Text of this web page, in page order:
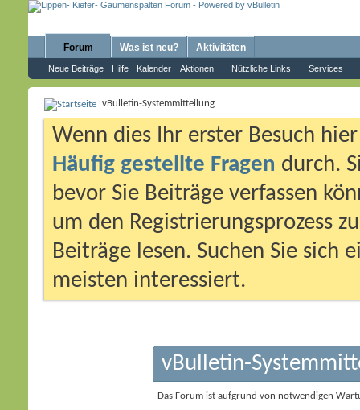
Forum
Neue Beiträge Hilfe Kalender Aktionen Nützliche Links Services
Was ist neu? Aktivitäten
vBulletin-Systemmitteilung
Wenn dies Ihr erster Besuch
Häufig gestellte Fragen durch.
bevor Sie Beiträge verfassen
um den Registrierungsprozess
Beiträge lesen. Suchen Sie sich
meisten interessiert.
vBulletin-
Das Forum ist aufgrund von notwendigen